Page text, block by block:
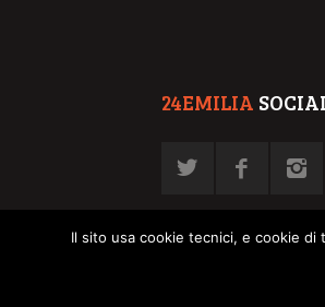
24EMILIA
Il sito usa cookie tecnici, e cookie